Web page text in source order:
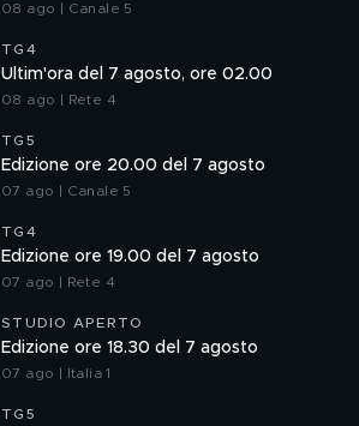
08 ago | Canale 5
TG4
Ultim'ora del 7 agosto, ore 02.00
08 ago | Rete 4
TG5
Edizione ore 20.00 del 7 agosto
07 ago | Canale 5
TG4
Edizione ore 19.00 del 7 agosto
07 ago | Rete 4
STUDIO APERTO
Edizione ore 18.30 del 7 agosto
07 ago | Italia 1
TG5